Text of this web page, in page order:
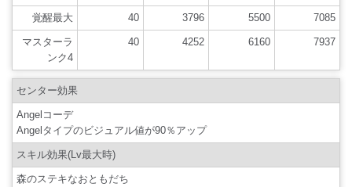
覚醒最大 40 3796 5500 7085
マスターラ
ンク4
40 4252 6160 7937
センター効果
Angelコーデ
Angelタイプのビジュアル値が90％アップ
スキル効果(Lv最大時)
森のステキなおともだち